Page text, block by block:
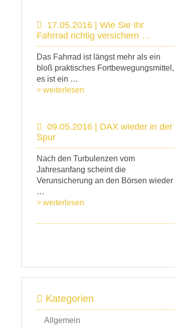
17.05.2016 | Wie Sie Ihr
Fahrrad richtig versichern …
Das Fahrrad ist längst mehr als ein
bloß praktisches Fortbewegungsmittel,
es ist ein …
> weiterlesen
09.05.2016 | DAX wieder in der
Spur
Nach den Turbulenzen vom
Jahresanfang scheint die
Verunsicherung an den Börsen wieder
…
> weiterlesen
Kategorien
Allgemein